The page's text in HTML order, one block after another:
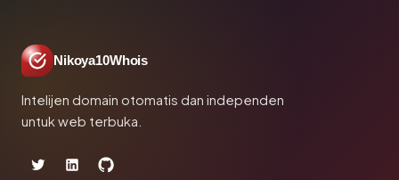
Nikoya10Whois
Intelijen domain otomatis dan independen
untuk web terbuka.